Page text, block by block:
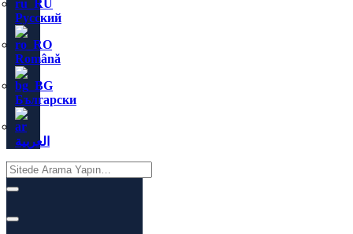
Русский
Română
Български
العربية